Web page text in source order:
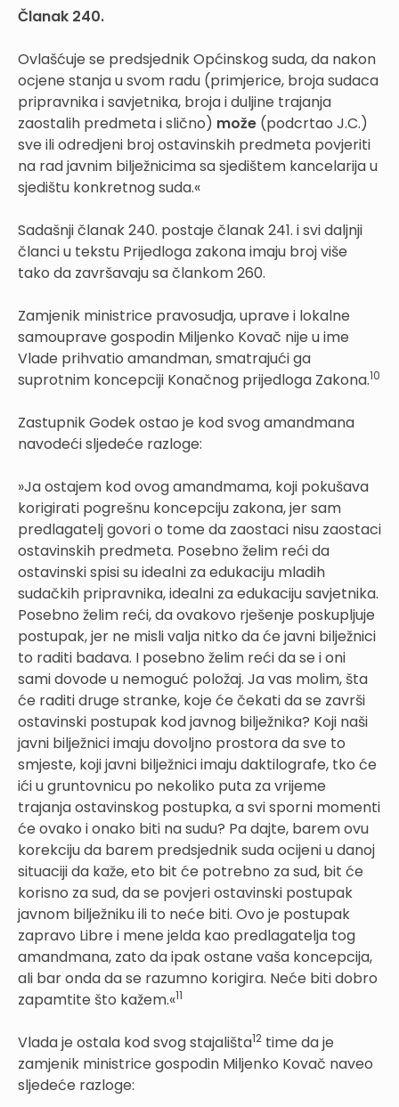
Članak 240.
Ovlašćuje se predsjednik Općinskog suda, da nakon
ocjene stanja u svom radu (primjerice, broja sudaca
pripravnika i savjetnika, broja i duljine trajanja
zaostalih predmeta i slično) može (podcrtao J.C.)
sve ili odredjeni broj ostavinskih predmeta povjeriti
na rad javnim bilježnicima sa sjedištem kancelarija u
sjedištu konkretnog suda.«
Sadašnji članak 240. postaje članak 241. i svi daljnji
članci u tekstu Prijedloga zakona imaju broj više
tako da završavaju sa člankom 260.
Zamjenik ministrice pravosudja, uprave i lokalne
samouprave gospodin Miljenko Kovač nije u ime
Vlade prihvatio amandman, smatrajući ga
suprotnim koncepciji Konačnog prijedloga Zakona.10
Zastupnik Godek ostao je kod svog amandmana
navodeći sljedeće razloge:
»Ja ostajem kod ovog amandmama, koji pokušava
korigirati pogrešnu koncepciju zakona, jer sam
predlagatelj govori o tome da zaostaci nisu zaostaci
ostavinskih predmeta. Posebno želim reći da
ostavinski spisi su idealni za edukaciju mladih
sudačkih pripravnika, idealni za edukaciju savjetnika.
Posebno želim reći, da ovakovo rješenje poskupljuje
postupak, jer ne misli valja nitko da će javni bilježnici
to raditi badava. I posebno želim reći da se i oni
sami dovode u nemoguć položaj. Ja vas molim, šta
će raditi druge stranke, koje će čekati da se završi
ostavinski postupak kod javnog bilježnika? Koji naši
javni bilježnici imaju dovoljno prostora da sve to
smjeste, koji javni bilježnici imaju daktilografe, tko će
ići u gruntovnicu po nekoliko puta za vrijeme
trajanja ostavinskog postupka, a svi sporni momenti
će ovako i onako biti na sudu? Pa dajte, barem ovu
korekciju da barem predsjednik suda ocijeni u danoj
situaciji da kaže, eto bit će potrebno za sud, bit će
korisno za sud, da se povjeri ostavinski postupak
javnom bilježniku ili to neće biti. Ovo je postupak
zapravo Libre i mene jelda kao predlagatelja tog
amandmana, zato da ipak ostane vaša koncepcija,
ali bar onda da se razumno korigira. Neće biti dobro
zapamtite što kažem.«11
Vlada je ostala kod svog stajališta12 time da je
zamjenik ministrice gospodin Miljenko Kovač naveo
sljedeće razloge: